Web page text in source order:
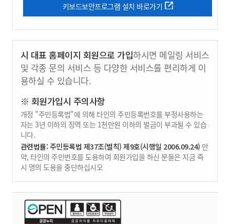
키보드보안프로그램 설치 바로가기
시 대표 홈페이지 회원으로 가입하시면 메일링 서비스
및 각종 문의 서비스 등 다양한 서비스를 편리하게 이
용하실 수 있습니다.
※ 회원가입시 주의사항
개정 "주민등록법"에 의해 타인의 주민등록번호를 부정사용하는
자는 3년 이하의 징역 또는 1천만원 이하의 벌금이 부과될 수 있습
니다.
관련법률: 주민등록법 제37조(벌칙) 제9호(시행일 2006.09.24) 만
약, 타인의 주민번호를 도용하여 회원가입을 하신 분들은 지금 즉
시 명의 도용을 중단하십시오